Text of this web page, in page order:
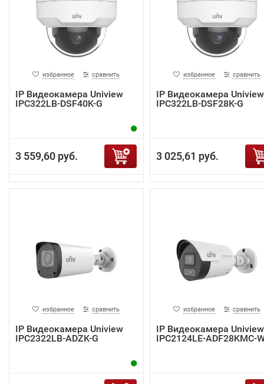
избранное сравнить
IP Видеокамера Uniview
IPC322LB-DSF40K-G
3 559,60 руб.
избранное сравнить
IP Видеокамера Uniview
IPC322LB-DSF28K-G
3 025,61 руб.
избранное сравнить
IP Видеокамера Uniview
IPC2322LB-ADZK-G
избранное сравнить
IP Видеокамера Uniview
IPC2124LE-ADF28KMC-